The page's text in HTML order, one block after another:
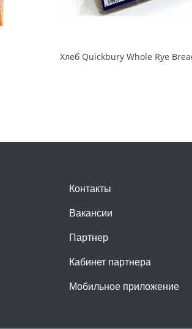
Контакты
Вакансии
Партнер
Кабинет партнера
Мобильное приложение